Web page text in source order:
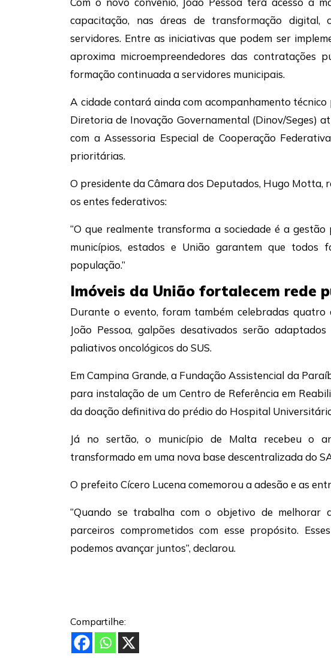
capacitação, nas áreas de transformação digital,
servidores. Entre as iniciativas que podem ser
aproxima microempreendedores das contratações
formação continuada a servidores municipais.
A cidade contará ainda com acompanhamento
Diretoria de Inovação Governamental (Dinov/Seges)
com a Assessoria Especial de Cooperação
prioritárias.
O presidente da Câmara dos Deputados, Hugo Motta,
os entes federativos:
“O que realmente transforma a sociedade é a
municípios, estados e União garantem que todos
população.”
Imóveis da União fortalecem rede
Durante o evento, foram também celebradas quatro
João Pessoa, galpões desativados serão
paliativos oncológicos do SUS.
Em Campina Grande, a Fundação Assistencial da
para instalação de um Centro de Referência em
da doação definitiva do prédio do Hospital
Já no sertão, o município de Malta recebeu o
transformado em uma nova base descentralizada do
O prefeito Cícero Lucena comemorou a adesão e as
“Quando se trabalha com o objetivo de melhorar
parceiros comprometidos com esse propósito.
podemos avançar juntos”, declarou.
Compartilhe: